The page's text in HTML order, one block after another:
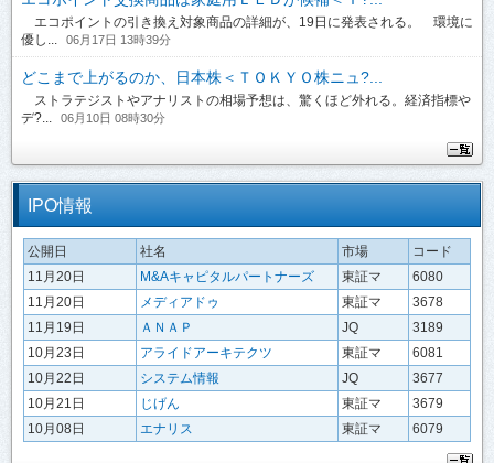
エコポイントの引き換え対象商品の詳細が、19日に発表される。 環境に
優し...
06月17日 13時39分
どこまで上がるのか、日本株＜ＴＯＫＹＯ株ニュ?...
ストラテジストやアナリストの相場予想は、驚くほど外れる。経済指標や
デ?...
06月10日 08時30分
IPO情報
公開日 社名 市場
コード
11月20日
M&Aキャピタルパートナーズ 東証マ
6080
11月20日
メディアドゥ 東証マ
3678
11月19日
ＡＮＡＰ JQ
3189
10月23日
アライドアーキテクツ 東証マ
6081
10月22日
システム情報 JQ
3677
10月21日
じげん 東証マ
3679
10月08日
エナリス 東証マ 6079